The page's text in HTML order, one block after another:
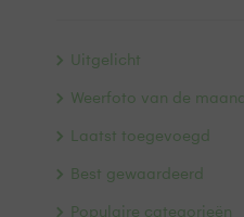
Uitgelicht
Weerfoto van de maand
Laatst toegevoegd
Best gewaardeerd
Populaire categorieën